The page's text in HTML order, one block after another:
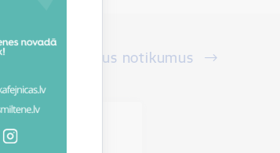
Skatīt visus notikumus